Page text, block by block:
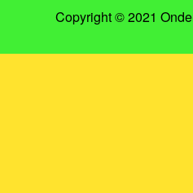
Copyright © 2021